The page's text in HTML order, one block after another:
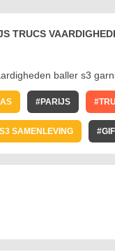
TRUCS
PARIJS
S3 SAMENLEVING GIF